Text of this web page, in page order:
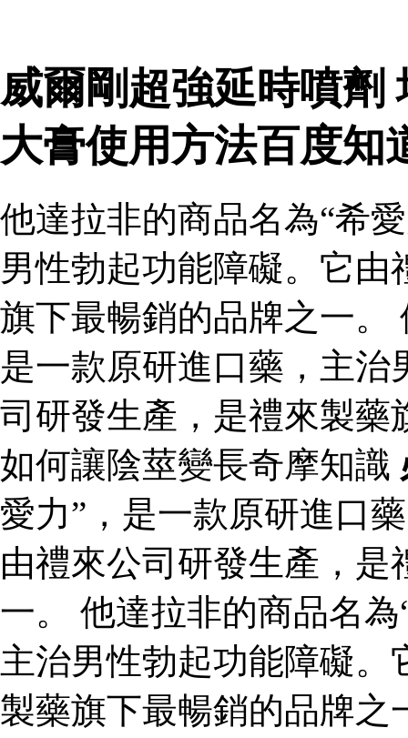
威爾剛超強延時噴劑
大膏使用方法百度知
他達拉非的商品名為“希
男性勃起功能障礙。它
旗下最暢銷的品牌之一。
是一款原研進口藥，主
司研發生產，是禮來製藥
如何讓陰莖變長奇摩知識
愛力”，是一款原研進口
由禮來公司研發生產，
一。 他達拉非的商品名
主治男性勃起功能障礙
製藥旗下最暢銷的品牌之